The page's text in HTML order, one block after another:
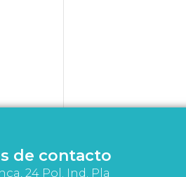
de contacto
24 Pol. Ind. Pla